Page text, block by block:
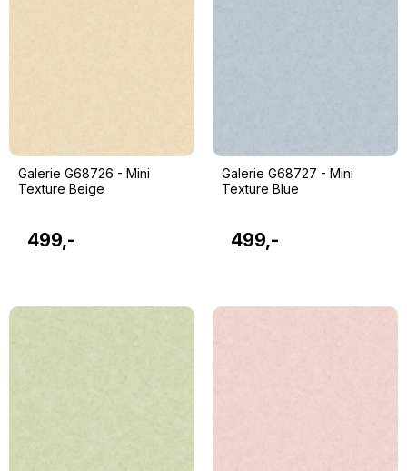
Galerie G68726 - Mini
Texture Beige
499,-
Galerie G68727 - Mini
Texture Blue
499,-